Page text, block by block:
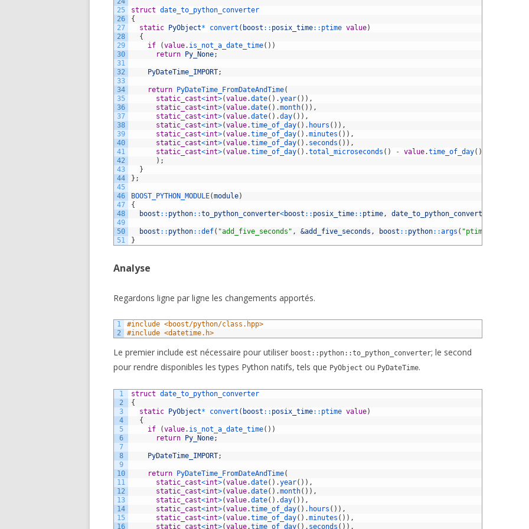
25
26
27
28
29
30
31
32
33
34
35
36
37
38
39
40
41
42
43
44
45
46
47
48
49
50
51
struct date_to_python_converter
{
static
PyObject* convert ( boost :: posix_time:: ptime value)
{
if
(value. is_not_a_date_time( ) )
return
Py_None;
PyDateTime_IMPORT;
return PyDateTime_FromDateAndTime(
static_cast<int>(value.date( ) .year( ) ) ,
static_cast<int>(value.date( ) .month( ) ) ,
static_cast<int>(value.date( ) .day( ) ) ,
static_cast<int>(value.time_of_day( ) . hours ( ) ) ,
static_cast<int>(value.time_of_day( ) .minutes ( ) ) ,
static_cast<int>(value.time_of_day( ) . seconds ( ) ) ,
static_cast<int>(value.time_of_day( ) .total_microseconds ( ) - value.time_of_day( )
) ;
}
} ;
BOOST_PYTHON_MODULE(module)
{
boost :: python::to_python_converter<boost :: posix_time:: ptime, date_to_python_converter
boost :: python::def( "add_five_seconds" , &add_five_seconds , boost :: python::args ( "ptime"
}
Analyse
Regardons ligne par ligne les changements apportés.
1
2
#include <boost/python/class.hpp>
#include <datetime.h>
Le premier include est nécessaire pour utiliser boost::python::to_python_converter; le second
pour rendre disponibles les types Python natifs, tels que PyObject ou PyDateTime.
1
2
3
4
5
6
7
8
9
10
11
12
13
14
15
16
struct date_to_python_converter
{
static
PyObject* convert ( boost :: posix_time:: ptime value)
{
if
(value. is_not_a_date_time( ) )
return
Py_None;
PyDateTime_IMPORT;
return PyDateTime_FromDateAndTime(
static_cast<int>(value.date( ) .year( ) ) ,
static_cast<int>(value.date( ) .month( ) ) ,
static_cast<int>(value.date( ) .day( ) ) ,
static_cast<int>(value.time_of_day( ) . hours ( ) ) ,
static_cast<int>(value.time_of_day( ) .minutes ( ) ) ,
static_cast<int>(value.time_of_day( ) . seconds ( ) ) ,